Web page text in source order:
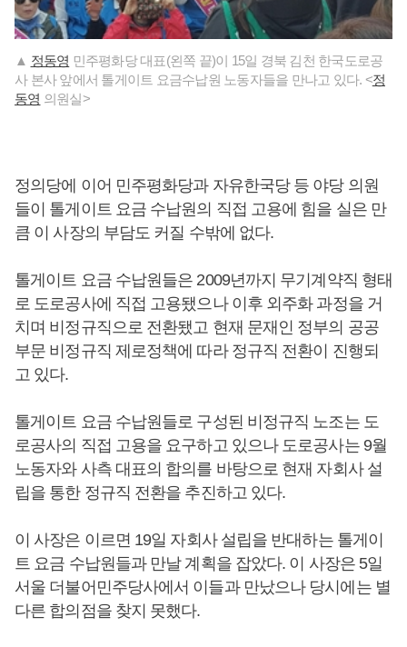
▲ 정동영 민주평화당 대표(왼쪽 끝)이 15일 경북 김천 한국도로공
사 본사 앞에서 톨게이트 요금수납원 노동자들을 만나고 있다. <정
동영 의원실>
정의당에 이어 민주평화당과 자유한국당 등 야당 의원
들이 톨게이트 요금 수납원의 직접 고용에 힘을 실은 만
큼 이 사장의 부담도 커질 수밖에 없다.
톨게이트 요금 수납원들은 2009년까지 무기계약직 형태
로 도로공사에 직접 고용됐으나 이후 외주화 과정을 거
치며 비정규직으로 전환됐고 현재 문재인 정부의 공공
부문 비정규직 제로정책에 따라 정규직 전환이 진행되
고 있다.
톨게이트 요금 수납원들로 구성된 비정규직 노조는 도
로공사의 직접 고용을 요구하고 있으나 도로공사는 9월
노동자와 사측 대표의 합의를 바탕으로 현재 자회사 설
립을 통한 정규직 전환을 추진하고 있다.
이 사장은 이르면 19일 자회사 설립을 반대하는 톨게이
트 요금 수납원들과 만날 계획을 잡았다. 이 사장은 5일
서울 더불어민주당사에서 이들과 만났으나 당시에는 별
다른 합의점을 찾지 못했다.